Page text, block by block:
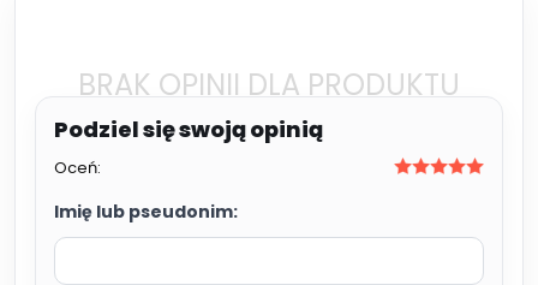
BRAK OPINII DLA PRODUKTU
Oceń:
Imię lub pseudonim: